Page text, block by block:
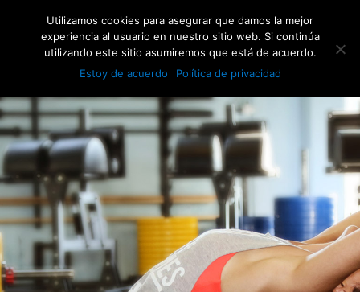
Utilizamos cookies para asegurar que damos la mejor
experiencia al usuario en nuestro sitio web. Si continúa
utilizando este sitio asumiremos que está de acuerdo.
Estoy de acuerdo
Política de privacidad